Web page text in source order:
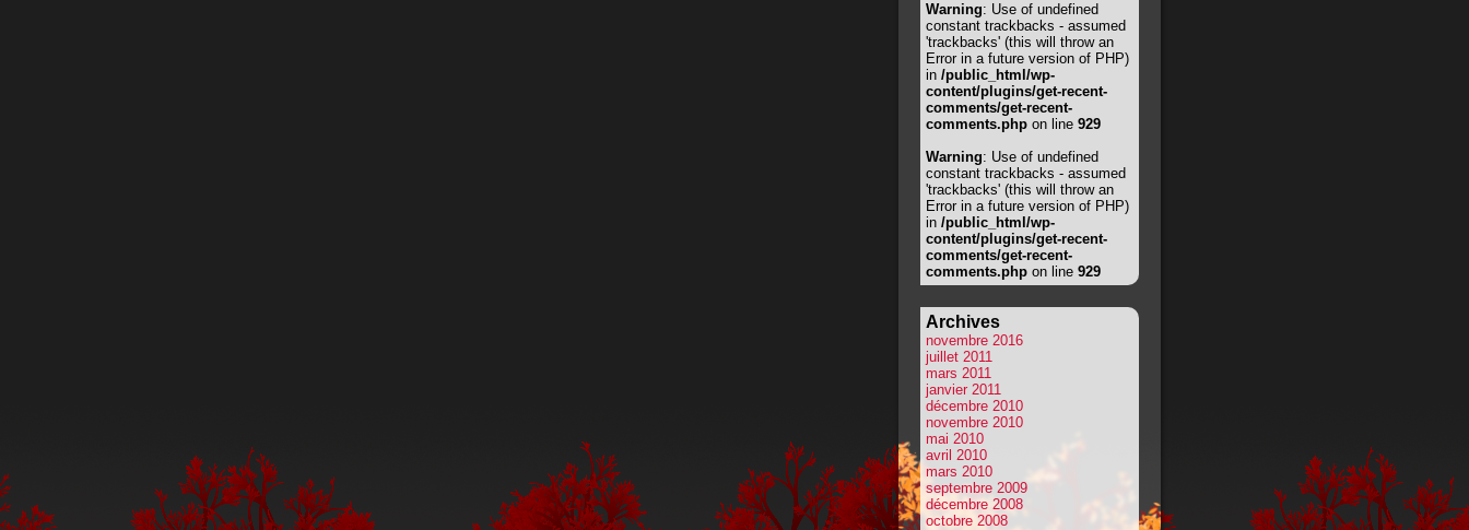
Warning: Use of undefined
constant trackbacks - assumed
'trackbacks' (this will throw an
Error in a future version of PHP)
in /public_html/wp-
content/plugins/get-recent-
comments/get-recent-
comments.php on line 929
Warning: Use of undefined
constant trackbacks - assumed
'trackbacks' (this will throw an
Error in a future version of PHP)
in /public_html/wp-
content/plugins/get-recent-
comments/get-recent-
comments.php on line 929
Archives
novembre 2016
juillet 2011
mars 2011
janvier 2011
décembre 2010
novembre 2010
mai 2010
avril 2010
mars 2010
septembre 2009
décembre 2008
octobre 2008